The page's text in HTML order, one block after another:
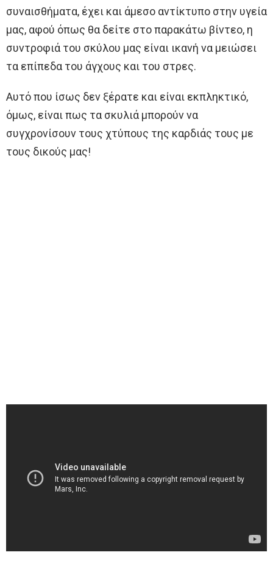
συναισθήματα, έχει και άμεσο αντίκτυπο στην υγεία
μας, αφού όπως θα δείτε στο παρακάτω βίντεο, η
συντροφιά του σκύλου μας είναι ικανή να μειώσει
τα επίπεδα του άγχους και του στρες.
Αυτό που ίσως δεν ξέρατε και είναι εκπληκτικό,
όμως, είναι πως τα σκυλιά μπορούν να
συγχρονίσουν τους χτύπους της καρδιάς τους με
τους δικούς μας!